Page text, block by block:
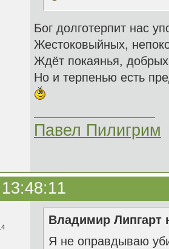
Бог долготерпит нас
Жестоковыйных,
Ждёт покаянья,
Но и терпенью есть
Павел Пилигрим
Владимир Липгарт
Я не оправдываю